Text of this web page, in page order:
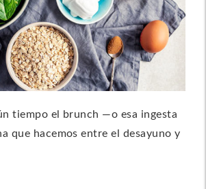
tiempo el brunch —o esa ingesta
que hacemos entre el desayuno y